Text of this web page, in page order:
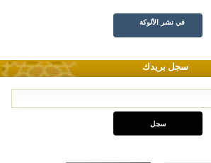
في نشر الألوكة
سجل بريدك